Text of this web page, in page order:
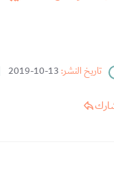
تاريخ النشر: